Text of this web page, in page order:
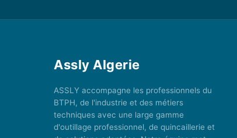
Assly Algerie
ASSLY accompagne les professionnels du
BTPH, de l'industrie et des métiers
techniques avec une large gamme
d'outillage professionnel, de quincaillerie et